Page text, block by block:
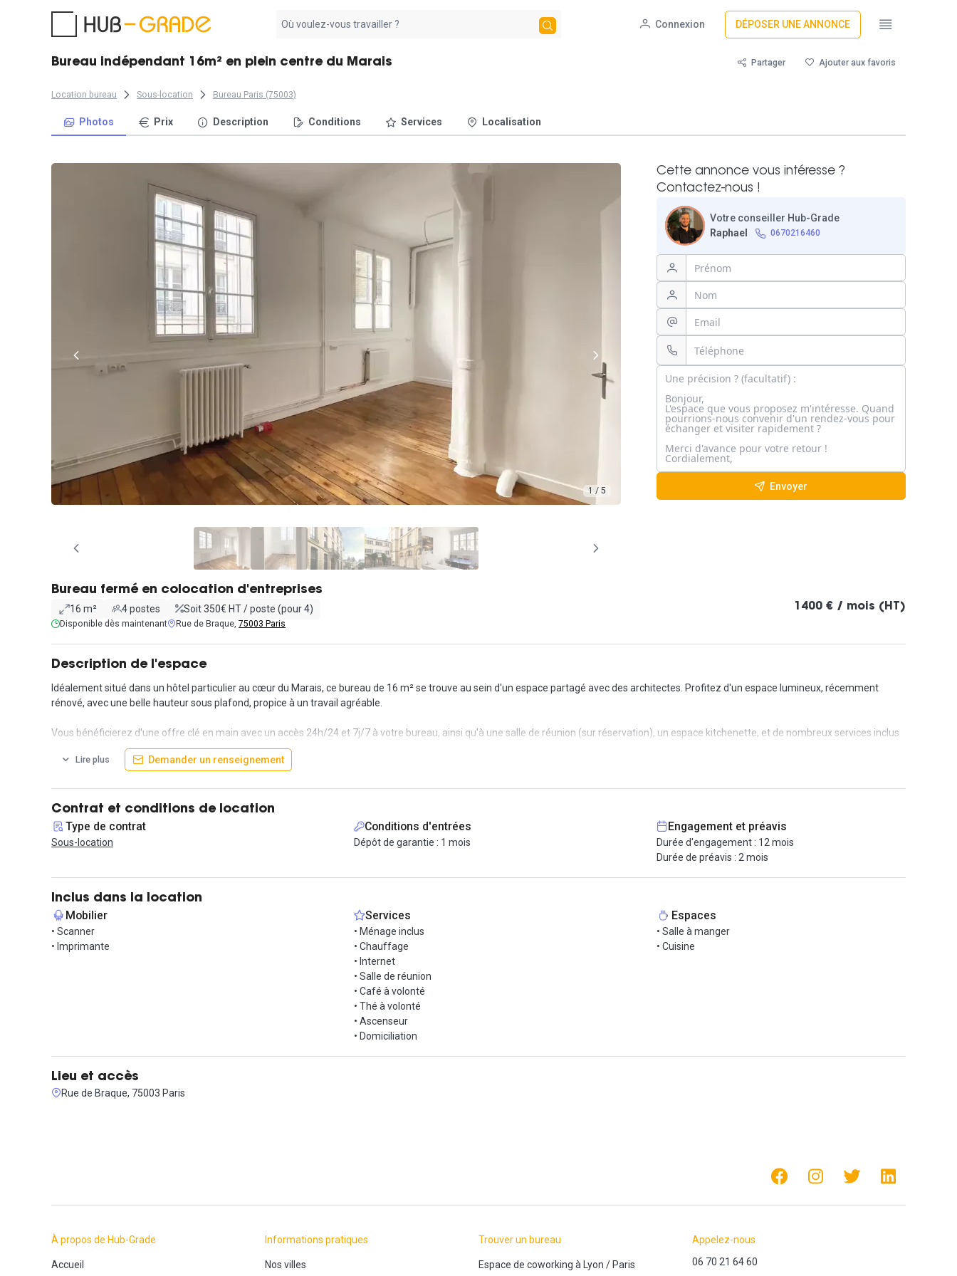
résultat
Connexion DÉPOSER UNE ANNONCE
Bureau indépendant 16m² en plein centre du Marais Partager Ajouter aux favoris
Location bureau Sous-location Bureau Paris (75003)
Photos Prix Description Conditions Services Localisation
1 / 5
Cette annonce vous intéresse ?
Contactez-nous !
Votre conseiller Hub-Grade
Raphael
0670216460
Envoyer
Bureau fermé en colocation d'entreprises
16 m² 4 postes Soit 350€ HT / poste (pour 4)
Disponible dès maintenant Rue de Braque, 75003 Paris
1400 € / mois (HT)
Description de l'espace
Idéalement situé dans un hôtel particulier au cœur du Marais, ce bureau de 16 m² se trouve au sein d'un espace partagé avec des architectes. Profitez d'un espace lumineux, récemment
rénové, avec une belle hauteur sous plafond, propice à un travail agréable.
Vous bénéficierez d'une offre clé en main avec un accès 24h/24 et 7j/7 à votre bureau, ainsi qu'à une salle de réunion (sur réservation), un espace kitchenette, et de nombreux services inclus
pour faciliter votre quotidien (ménage, thé, café, enlèvement des déchets, chauffage, électricité, internet haut débit, etc.).
Situé entre les stations Rambuteau (métro 11), Arts et Métiers (métro 3 et 11) et Hôtel de Ville (métro 1), ce bureau est au cœur du Marais, à proximité de nombreuses commodités.
Pour organiser une visite, n'hésitez pas à nous contacter !
Lire plus Demander un renseignement
Contrat et conditions de location
Type de contrat
Sous-location
Conditions d'entrées
Dépôt de garantie : 1 mois
Engagement et préavis
Durée d'engagement : 12 mois
Durée de préavis : 2 mois
Inclus dans la location
Mobilier
• Scanner
• Imprimante
Services
• Ménage inclus
• Chauffage
• Internet
• Salle de réunion
• Café à volonté
• Thé à volonté
• Ascenseur
• Domiciliation
Espaces
• Salle à manger
• Cuisine
Lieu et accès
Rue de Braque, 75003 Paris
À propos de Hub-Grade
Accueil
Informations pratiques
Nos villes
Trouver un bureau
Espace de coworking à Lyon /Paris
Appelez-nous
06 70 21 64 60